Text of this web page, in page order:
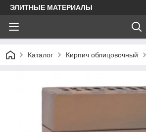
ЭЛИТНЫЕ МАТЕРИАЛЫ
Каталог Кирпич облицовочный